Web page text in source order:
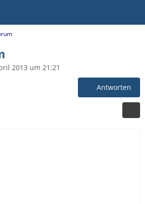
2013 um 21:21
Antworten